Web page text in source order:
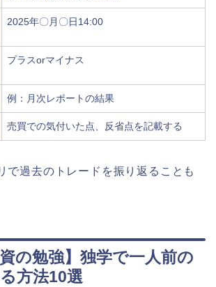
2025年〇月〇日14:00
プラスorマイナス
例：月次レポートの結果
売買での気付いた点、反省点を記載する
で過去のトレードを振り返ることも
資の勉強】独学で一人前の
方法10選